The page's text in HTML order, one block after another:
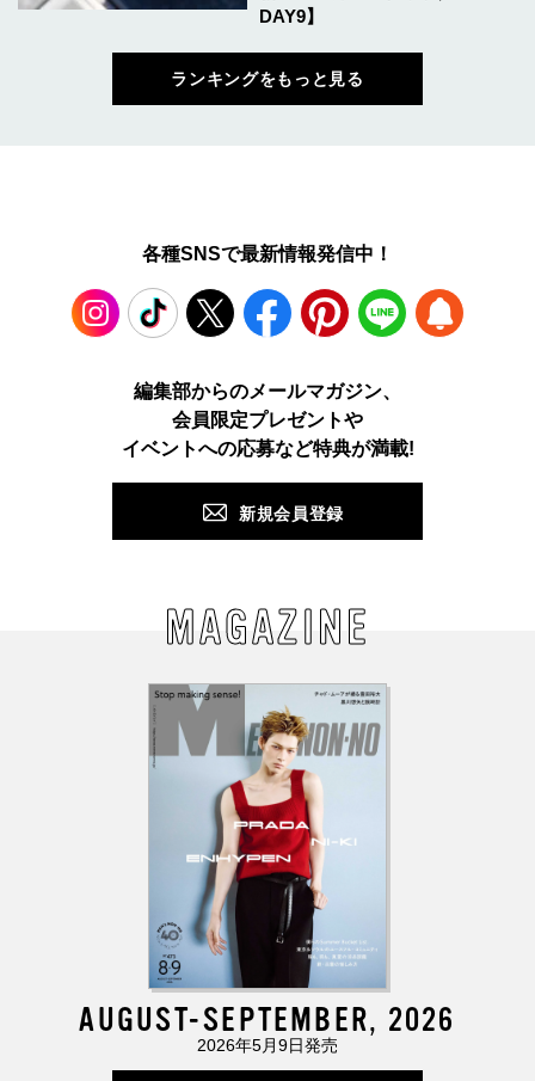
DAY9】
ランキングをもっと見る
各種SNSで最新情報発信中！
TikTok Facebook Pinterest LINE
編集部からのメールマガジン、
会員限定プレゼントや
イベントへの応募など特典が満載!
新規会員登録
MAGAZINE
AUGUST-SEPTEMBER, 2026
2026年5月9日発売